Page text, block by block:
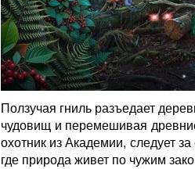
Ползучая гниль разъедает
чудовищ и перемешивая
охотник из Академии, следует
где природа живет по чужим